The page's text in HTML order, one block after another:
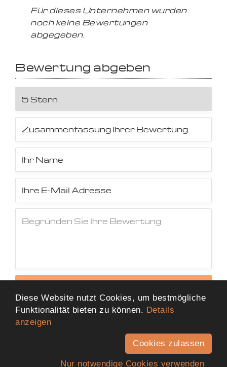
Für dieses Unternehmen wurden
noch keine Bewertungen
abgegeben.
Bewertung abgeben
Diese Website nutzt Cookies, um bestmögliche
Funktionalität bieten zu können. Details
anzeigen
Cookies zulassen
Nur notwendige Cookies verwenden